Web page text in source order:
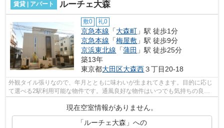
賃貸 | アパート ルーチェ大森
敷0 礼0
京急本線 「大森町 」駅 徒歩1分
京急本線 「梅屋敷 」駅 徒歩9分
京浜東北線 「蒲田 」駅 徒歩25分
築13年
東京都大田区大森西３丁目20-18
外観タイル張りなので、年月とともに味わいが生まれてきます。目的に応じ
て選べる2駅利用可能な物件です。通風良好な物件はいつでも気持ちの良い
現在空室情報がありません。
「ルーチェ大森」への